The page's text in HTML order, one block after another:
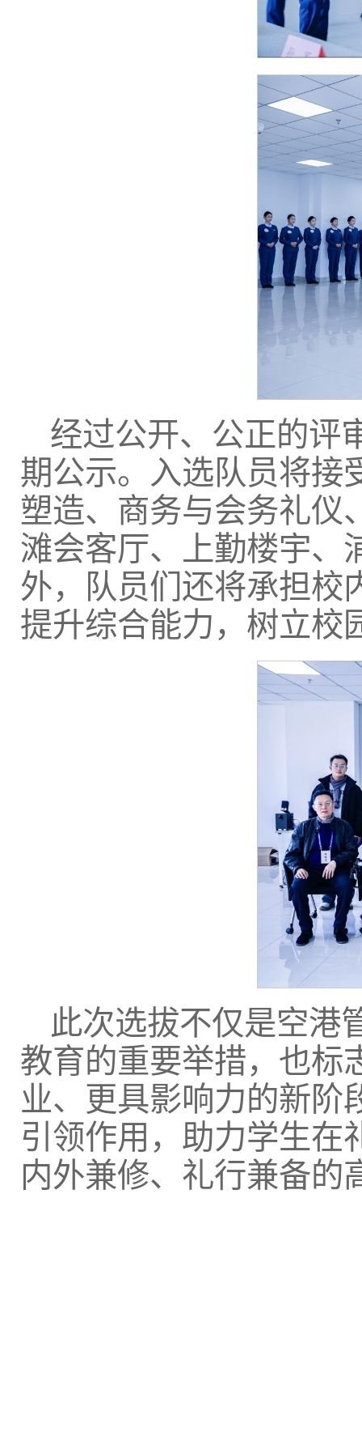
经过公开、公正的评
期公示。入选队员将接
塑造、商务与会务礼仪
滩会客厅、上勤楼宇、
外，队员们还将承担校
提升综合能力，树立校
此次选拔不仅是空港
教育的重要举措，也标
业、更具影响力的新阶
引领作用，助力学生在
内外兼修、礼行兼备的